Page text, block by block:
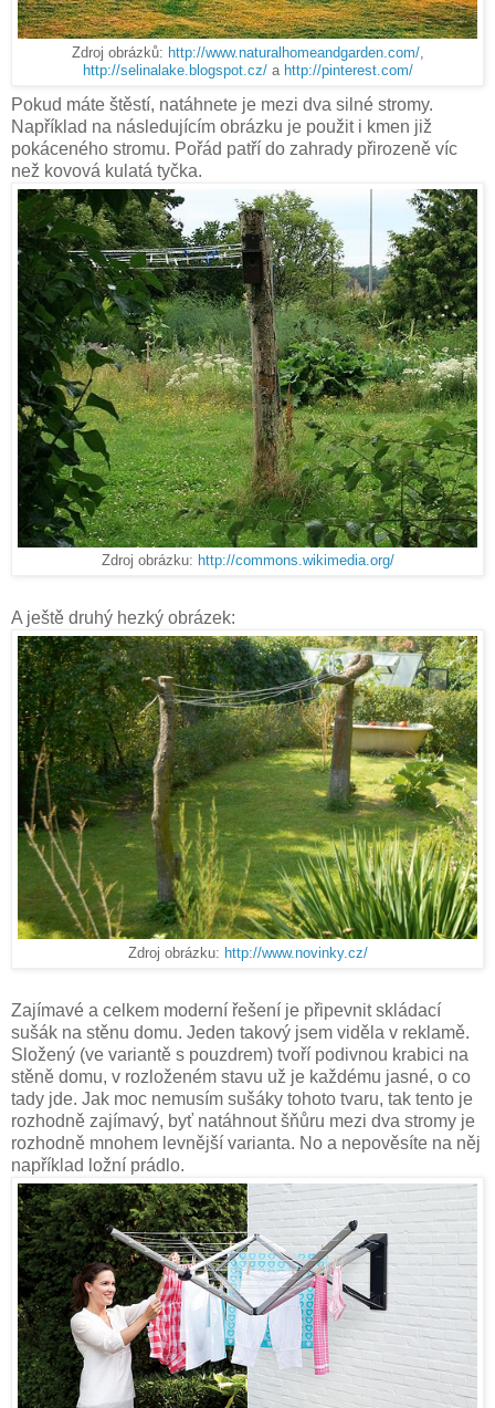
Zdroj obrázků: http://www.naturalhomeandgarden.com/,
http://selinalake.blogspot.cz/a http://pinterest.com/
Pokud máte štěstí, natáhnete je mezi dva silné stromy.
Například na následujícím obrázku je použit i kmen již
pokáceného stromu. Pořád patří do zahrady přirozeně víc
než kovová kulatá tyčka.
Zdroj obrázku: http://commons.wikimedia.org/
A ještě druhý hezký obrázek:
Zdroj obrázku: http://www.novinky.cz/
Zajímavé a celkem moderní řešení je připevnit skládací
sušák na stěnu domu. Jeden takový jsem viděla v reklamě.
Složený (ve variantě s pouzdrem) tvoří podivnou krabici na
stěně domu, v rozloženém stavu už je každému jasné, o co
tady jde. Jak moc nemusím sušáky tohoto tvaru, tak tento je
rozhodně zajímavý, byť natáhnout šňůru mezi dva stromy je
rozhodně mnohem levnější varianta. No a nepověsíte na něj
například ložní prádlo.